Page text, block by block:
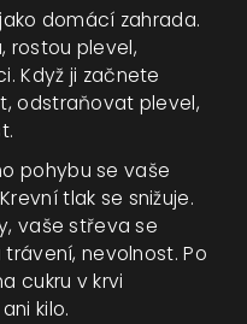
domácí zahrada.
rostou plevel,
Když ji začnete
odstraňovat plevel,
pohybu se vaše
tlak se snižuje.
vaše střeva se
nevolnost. Po
cukru v krvi
kilo.